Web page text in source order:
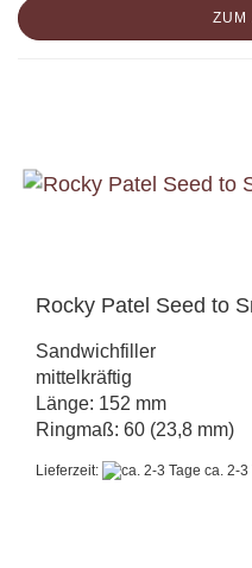
ZUM
Rocky Patel Seed to
Sandwichfiller
mittelkräftig
Länge: 152 mm
Ringmaß: 60 (23,8 mm)
Lieferzeit: ca. 2-3